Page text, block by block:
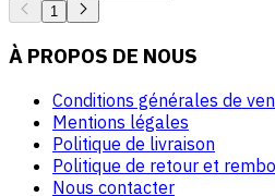
1
À PROPOS DE NOUS
Conditions générales de
Mentions légales
Politique de livraison
Politique de retour et
Nous contacter